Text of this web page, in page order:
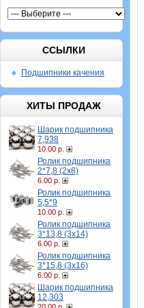
ССЫЛКИ
Подшипники качения
ХИТЫ ПРОДАЖ
Шарик подшипника
7,938
10.00 р.
Ролик подшипника
2*7,8 (2х8)
6.00 р.
Ролик подшипника
5,5*9
10.00 р.
Ролик подшипника
3*13,8 (3х14)
6.00 р.
Ролик подшипника
3*15,8 (3х16)
6.00 р.
Шарик подшипника
12,303